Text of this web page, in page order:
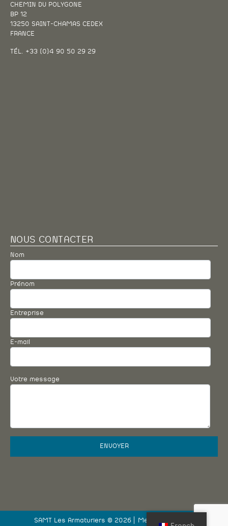
CHEMIN DU POLYGONE
BP 12
13250 SAINT-CHAMAS CEDEX
FRANCE
TÉL. +33 (0)4 90 50 29 29
NOUS CONTACTER
Nom
Prénom
Entreprise
E-mail
Votre message
SAMT Les Armaturiers © 2026 | Mentions légales